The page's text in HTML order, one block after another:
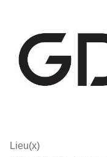
Lieu(x)